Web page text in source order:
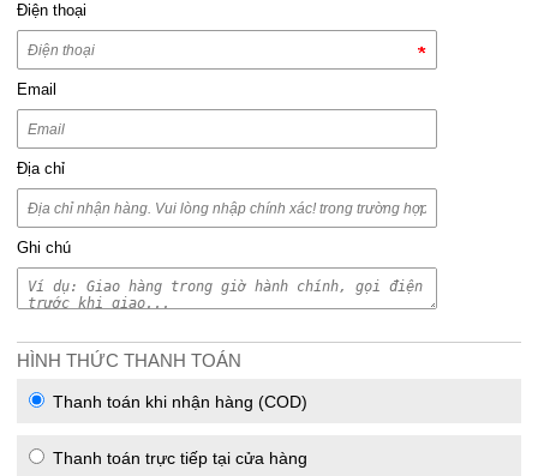
Điện thoại
Email
Địa chỉ
Ghi chú
HÌNH THỨC THANH TOÁN
Thanh toán khi nhận hàng (COD)
Thanh toán trực tiếp tại cửa hàng